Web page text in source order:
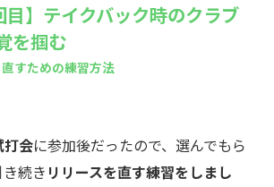
目】テイクバック時のクラブ
を掴む
すための練習方法
打会に参加後だったので、選んでもら
続き リリースを直す練習をしまし